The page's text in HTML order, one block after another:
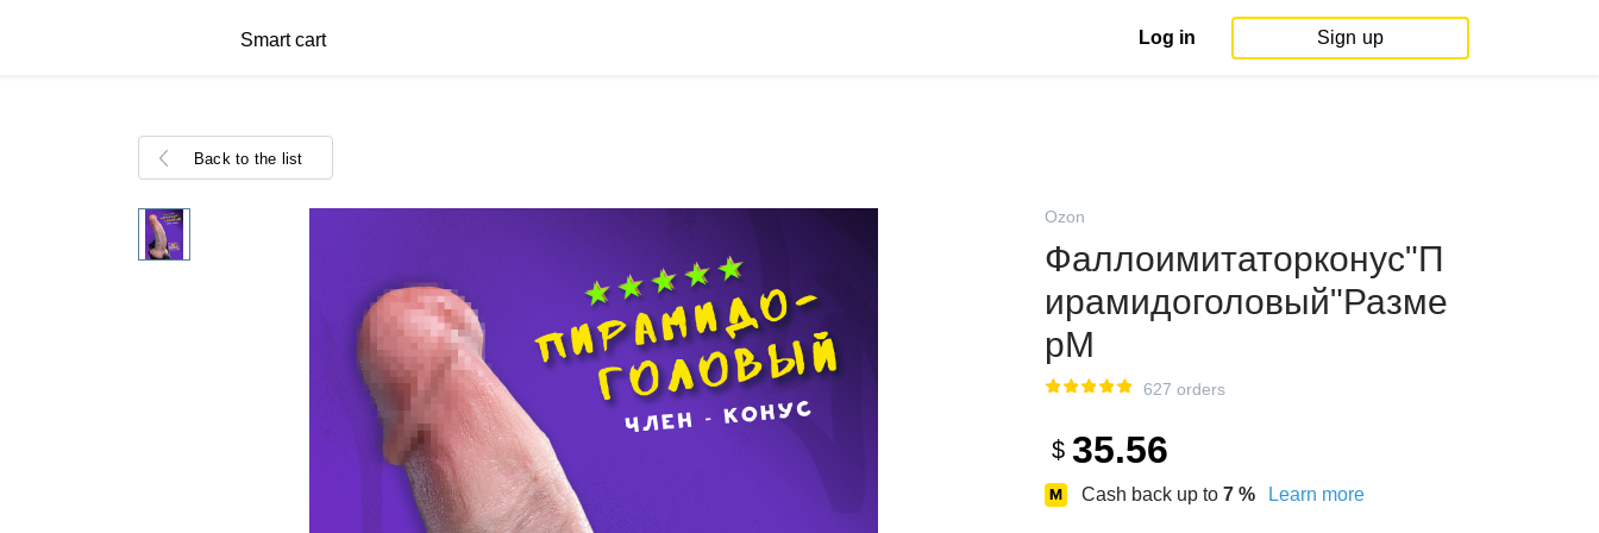
Smart cart Log in Sign up
Back to the list
Ozon
Фаллоимитаторконус"П
ирамидоголовый"Разме
рM
627 orders
$ 35.56
Cash back up to 7 % Learn more